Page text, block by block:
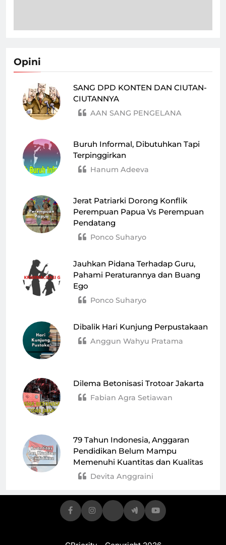
Opini
SANG DPD KONTEN DAN CIUTAN-
CIUTANNYA
AAN SANG PENGELANA
Buruh Informal, Dibutuhkan Tapi
Terpinggirkan
Hanum Adeeva
Jerat Patriarki Dorong Konflik
Perempuan Papua Vs Perempuan
Pendatang
Ponco Suharyo
Jauhkan Pidana Terhadap Guru,
Pahami Peraturannya dan Buang
Ego
Ponco Suharyo
Dibalik Hari Kunjung Perpustakaan
Anggun Wahyu Pratama
Dilema Betonisasi Trotoar Jakarta
Fabian Agra Setiawan
79 Tahun Indonesia, Anggaran
Pendidikan Belum Mampu
Memenuhi Kuantitas dan Kualitas
Devita Anggraini